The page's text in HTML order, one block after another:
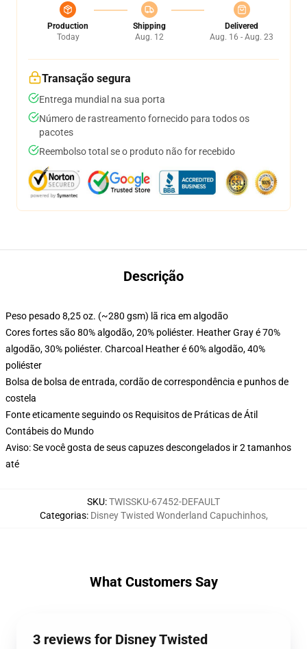
Production
Today
Shipping
Aug. 12
Delivered
Aug. 16 - Aug. 23
Transação segura
Entrega mundial na sua porta
Número de rastreamento fornecido para todos os
pacotes
Reembolso total se o produto não for recebido
Descrição
Peso pesado 8,25 oz. (~280 gsm) lã rica em algodão
Cores fortes são 80% algodão, 20% poliéster. Heather Gray é 70%
algodão, 30% poliéster. Charcoal Heather é 60% algodão, 40%
poliéster
Bolsa de bolsa de entrada, cordão de correspondência e punhos de
costela
Fonte eticamente seguindo os Requisitos de Práticas de Átil
Contábeis do Mundo
Aviso: Se você gosta de seus capuzes descongelados ir 2 tamanhos
até
SKU:TWISSKU-67452-DEFAULT
Categorias: Disney Twisted Wonderland Capuchinhos,
What Customers Say
3 reviews for Disney Twisted